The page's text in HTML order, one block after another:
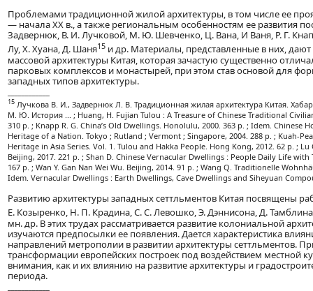
Проблемами традиционной жилой архитектуры, в том числе ее
— начала XX в., а также региональным особенностям ее развития
Задвернюк, В. И. Лучковой, М. Ю. Шевченко, Ц. Вана, И Ваня, Р. Г.
Лу, Х. Хуана, Д. Шаня15 и др. Материалы, представленные в них,
массовой архитектуры Китая, которая зачастую существенно
парковых комплексов и монастырей, при этом став основой для
западных типов архитектуры.
15 Лучкова В. И., Задвернюк Л. В. Традиционная жилая архитектура Китая.
М. Ю. История ... ; Huang, H. Fujian Tulou : A Treasure of Chinese Traditional
310 p. ; Knapp R. G. China’s Old Dwellings. Honolulu, 2000. 363 p. ; Idem. Chinese
Heritage of a Nation. Tokyo ; Rutland ; Vermont ; Singapore, 2004. 288 p. ; Kuah-
Heritage in Asia Series. Vol. 1. Tulou and Hakka People. Hong Kong, 2012. 62 p. ;
Beijing, 2017. 221 p. ; Shan D. Chinese Vernacular Dwellings : People Daily Life with
167 p. ; Wan Y. Gan Nan Wei Wu. Beijing, 2014. 91 p. ; Wang Q. Traditionelle
Idem. Vernacular Dwellings : Earth Dwellings, Cave Dwellings and Siheyuan
Развитию архитектуры западных сеттльментов Китая посвящены
Е. Козыренко, Н. П. Крадина, С. С. Левошко, Э. Дэннисона, Д.
мн. др. В этих трудах рассматривается развитие колониальной
изучаются предпосылки ее появления. Дается характеристика
направлений метрополии в развитии архитектуры сеттльментов.
трансформации европейских построек под воздействием местной
внимания, как и их влиянию на развитие архитектуры и
периода.